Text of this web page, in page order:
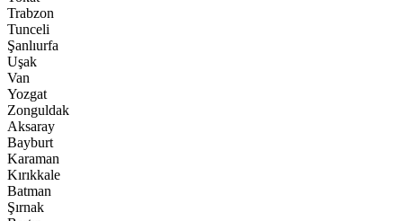
Trabzon
Tunceli
Şanlıurfa
Uşak
Van
Yozgat
Zonguldak
Aksaray
Bayburt
Karaman
Kırıkkale
Batman
Şırnak